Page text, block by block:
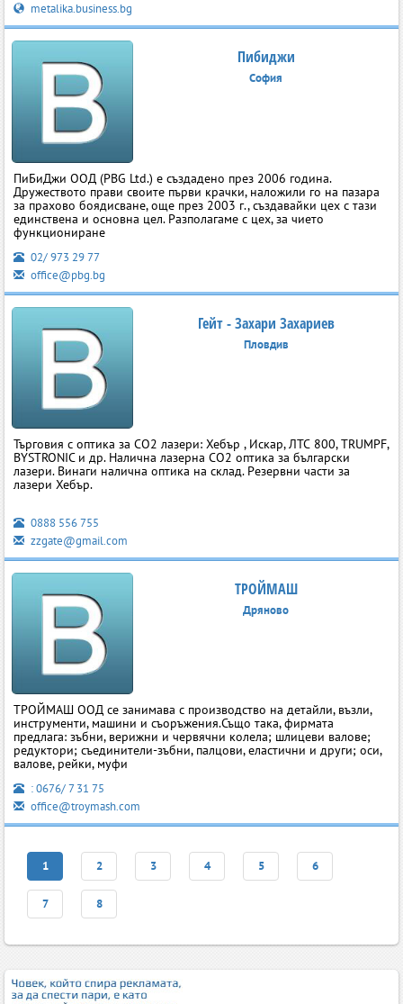
metalika.business.bg
Пибиджи
София
ПиБиДжи ООД (PВG Ltd.) е създадено през 2006 година.
Дружеството прави своите първи крачки, наложили го на пазара
за прахово боядисване, още през 2003 г., създавайки цех с тази
единствена и основна цел. Разполагаме с цех, за чието
функциониране
02/ 973 29 77
office@pbg.bg
Гейт - Захари Захариев
Пловдив
Търговия с оптика за СО2 лазери: Хебър , Искар, ЛТС 800, TRUMPF,
BYSTRONIC и др. Налична лазерна СО2 оптика за български
лазери. Винаги налична оптика на склад. Резервни части за
лазери Хебър.
0888 556 755
zzgate@gmail.com
ТРОЙМАШ
Дряново
ТРОЙМАШ ООД се занимава с производство на детайли, възли,
инструменти, машини и съоръжения.Също така, фирмата
предлага: зъбни, верижни и червячни колела; шлицеви валове;
редуктори; съединители-зъбни, палцови, еластични и други; оси,
валове, рейки, муфи
: 0676/ 7 31 75
office@troymash.com
1 2 3 4 5 6
7 8